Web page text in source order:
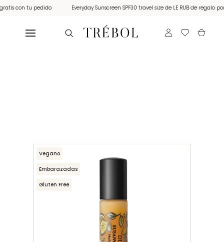
con tu pedido Everyday Sunscreen SPF30 travel size de LE RUB de regalo por
Vegano
Embarazadas
Gluten Free